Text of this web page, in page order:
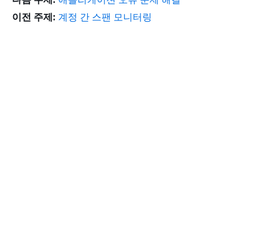
이전 주제: 계정 간 스팬 모니터링